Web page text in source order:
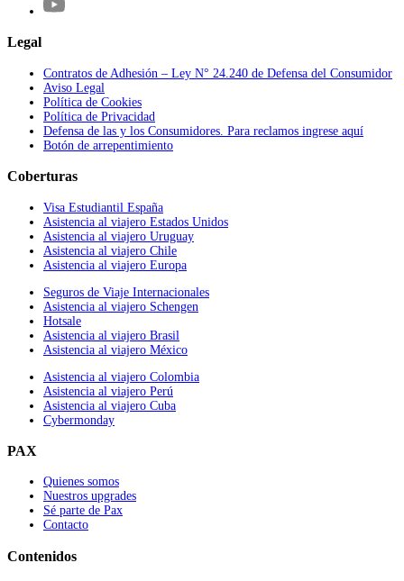
Legal
Contratos de Adhesión – Ley N° 24.240 de Defensa del Consumidor
Aviso Legal
Política de Cookies
Política de Privacidad
Defensa de las y los Consumidores. Para reclamos ingrese aquí
Botón de arrepentimiento
Coberturas
Visa Estudiantil España
Asistencia al viajero Estados Unidos
Asistencia al viajero Uruguay
Asistencia al viajero Chile
Asistencia al viajero Europa
Seguros de Viaje Internacionales
Asistencia al viajero Schengen
Hotsale
Asistencia al viajero Brasil
Asistencia al viajero México
Asistencia al viajero Colombia
Asistencia al viajero Perú
Asistencia al viajero Cuba
Cybermonday
PAX
Quienes somos
Nuestros upgrades
Sé parte de Pax
Contacto
Contenidos